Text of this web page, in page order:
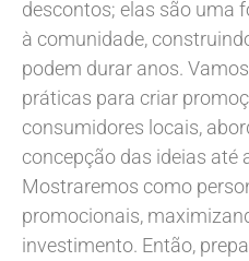
descontos; elas são uma
à comunidade,
podem durar anos.
práticas para criar
consumidores locais,
concepção das ideias até
Mostraremos como
promocionais,
investimento. Então,